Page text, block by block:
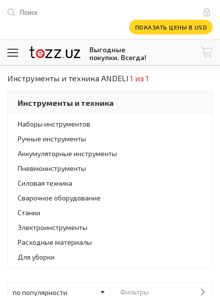
Поиск
ПОКАЗАТЬ ЦЕНЫ В USD
Выгодные
покупки. Всегда!
1 USD = 12 296.16 сум\ @tezzuz
Все категории
Компьютеры и оргтехника
Телевизоры
Климатическая техника
Встраиваемая техника
Мелкая бытовая техника
Инструменты и техника
Товары для дома
Климатическая техника
Встраиваемая техника
Крупнобытовая техника
Мелкая бытовая техника
Инструменты и техника ANDELI 1 из 1
Инструменты и техника
Наборы инструментов
Ручные инструменты
Аккумуляторные инструменты
Пневмоинструменты
Силовая техника
Сварочное оборудование
Станки
Электроинструменты
Расходные материалы
Для уборки
Фильтры